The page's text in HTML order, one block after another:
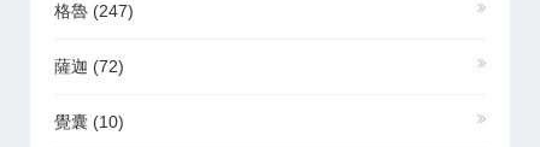
格魯 (247)
薩迦 (72)
覺囊 (10)